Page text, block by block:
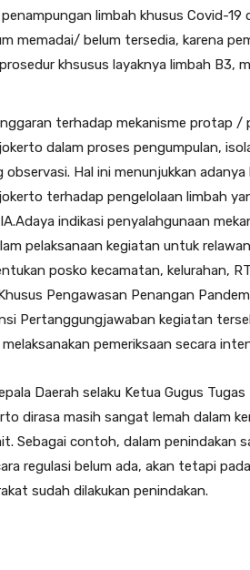
limbah khusus Covid-19
memadai/ belum tersedia, karena
khsusus layaknya limbah B3,
terhadap mekanisme protap /
dalam proses pengumpulan,
observasi. Hal ini menunjukkan
terhadap pengelolaan limbah
indikasi penyalahgunaan
pelaksanaan kegiatan untuk
posko kecamatan, kelurahan,
Pengawasan Penangan
Pertanggungjawaban kegiatan
pemeriksaan secara
Daerah selaku Ketua Gugus
dirasa masih sangat lemah dalam
Sebagai contoh, dalam penindakan
regulasi belum ada, akan tetapi
sudah dilakukan penindakan.